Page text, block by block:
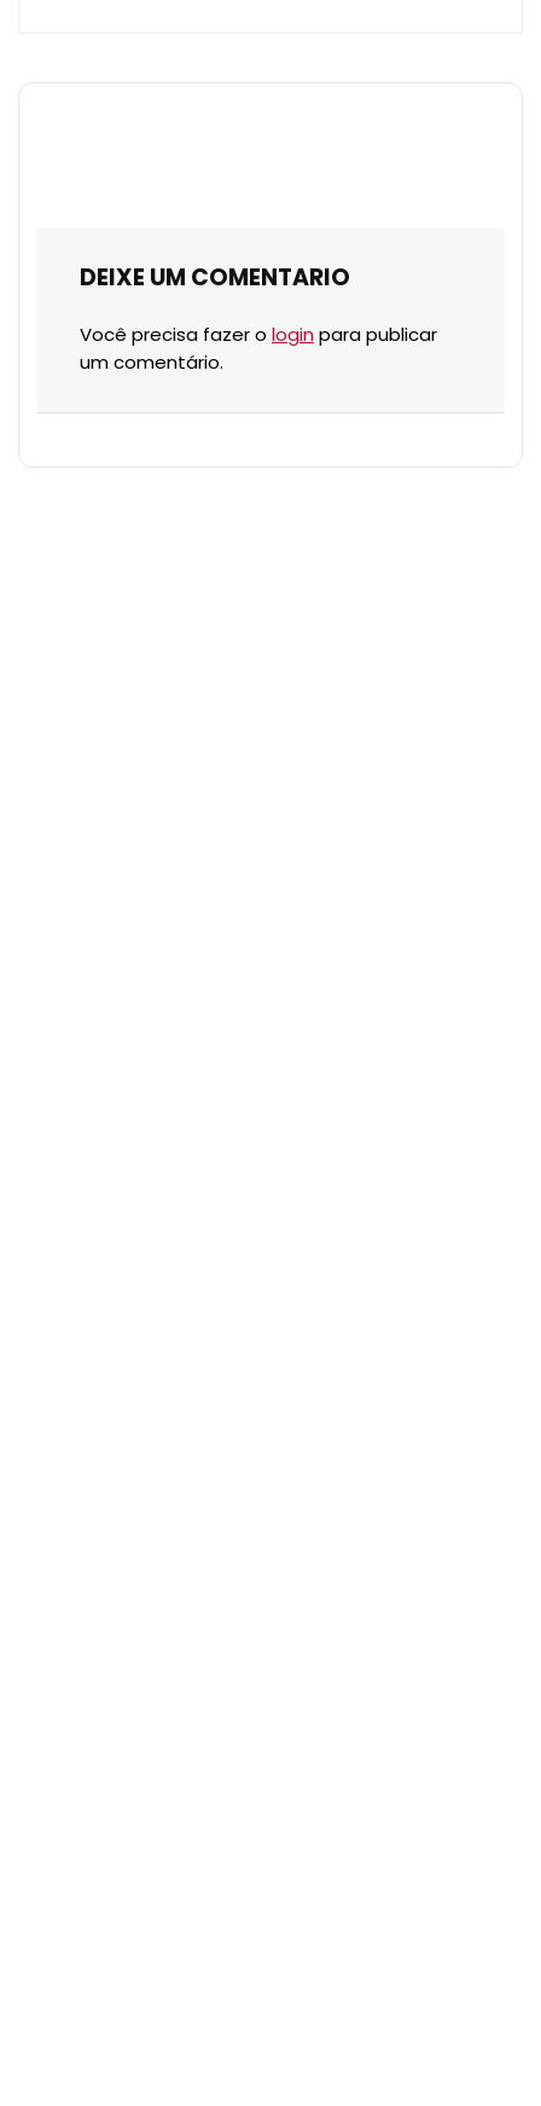
DEIXE UM COMENTARIO
Você precisa fazer o login para publicar
um comentário.